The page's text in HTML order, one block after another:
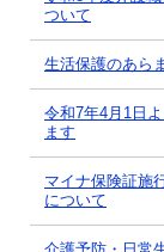
ついて
生活保護のあら
令和7年4月1日
ます
マイナ保険証施
について